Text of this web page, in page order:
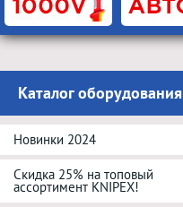
Каталог оборудования
Новинки 2024
Скидка 25% на топовый
ассортимент KNIPEX!